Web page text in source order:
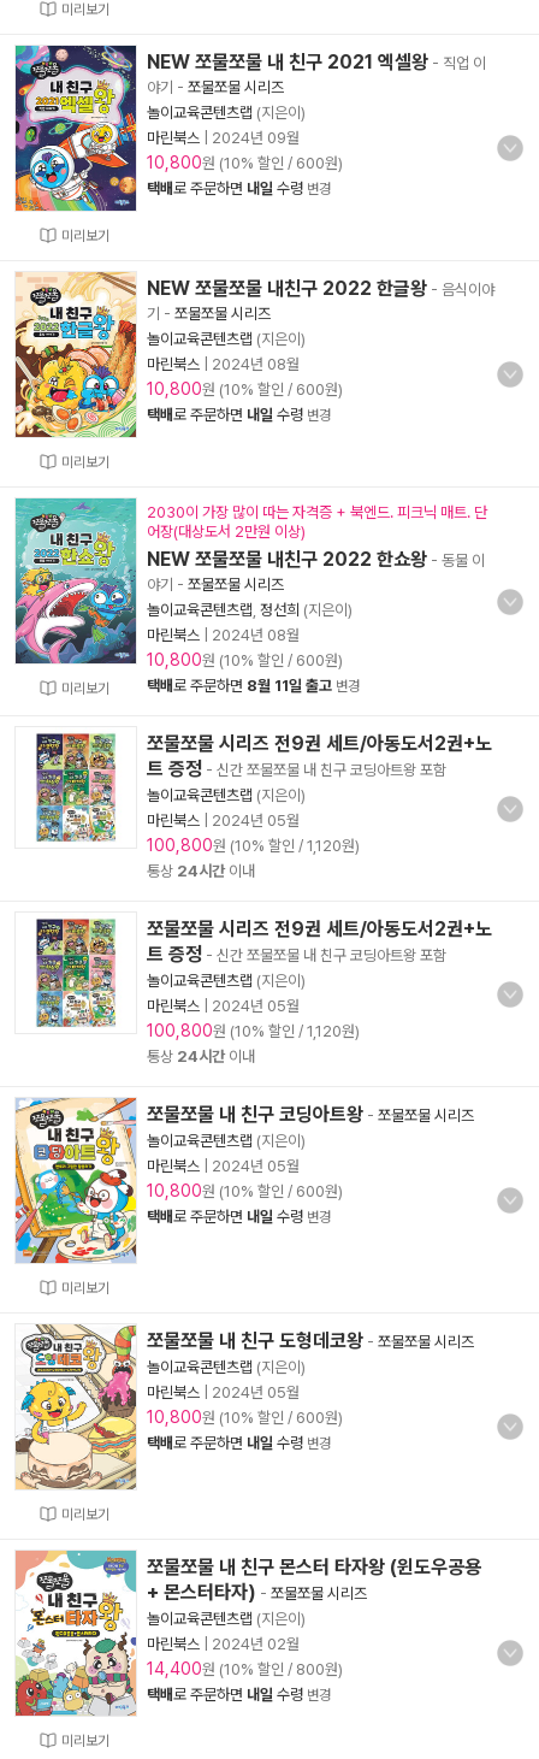
미리보기
미리보기
NEW 쪼물쪼물 내 친구 2021 엑셀왕 - 직업 이
야기 - 쪼물쪼물 시리즈
놀이교육콘텐츠랩 (지은이)
마린북스
2024년 09월
10,800원 (10% 할인 / 600원)
택배로 주문하면 내일 수령 변경
미리보기
NEW 쪼물쪼물 내친구 2022 한글왕 - 음식이야
기 - 쪼물쪼물 시리즈
놀이교육콘텐츠랩 (지은이)
마린북스
2024년 08월
10,800원 (10% 할인 / 600원)
택배로 주문하면 내일 수령 변경
미리보기
2030이 가장 많이 따는 자격증 + 북엔드. 피크닉 매트. 단
어장(대상도서 2만원 이상)
NEW 쪼물쪼물 내친구 2022 한쇼왕 - 동물 이
야기 - 쪼물쪼물 시리즈
놀이교육콘텐츠랩 정선희 (지은이)
마린북스
2024년 08월
10,800원 (10% 할인 / 600원)
택배로 주문하면 8월 11일 출고 변경
쪼물쪼물 시리즈 전9권 세트/아동도서2권+노
트 증정 - 신간 쪼물쪼물 내 친구 코딩아트왕 포함
놀이교육콘텐츠랩 (지은이)
마린북스
2024년 05월
100,800원 (10% 할인 / 1,120원)
통상 24시간이내
쪼물쪼물 시리즈 전9권 세트/아동도서2권+노
트 증정 - 신간 쪼물쪼물 내 친구 코딩아트왕 포함
놀이교육콘텐츠랩 (지은이)
마린북스
2024년 05월
100,800원 (10% 할인 / 1,120원)
통상 24시간이내
미리보기
쪼물쪼물 내 친구 코딩아트왕 - 쪼물쪼물 시리즈
놀이교육콘텐츠랩 (지은이)
마린북스
2024년 05월
10,800원 (10% 할인 / 600원)
택배로 주문하면 내일 수령 변경
미리보기
쪼물쪼물 내 친구 도형데코왕 - 쪼물쪼물 시리즈
놀이교육콘텐츠랩 (지은이)
마린북스
2024년 05월
10,800원 (10% 할인 / 600원)
택배로 주문하면 내일 수령 변경
미리보기
쪼물쪼물 내 친구 몬스터 타자왕 (윈도우공용
+ 몬스터타자) - 쪼물쪼물 시리즈
놀이교육콘텐츠랩 (지은이)
마린북스
2024년 02월
14,400원 (10% 할인 / 800원)
택배로 주문하면 내일 수령 변경